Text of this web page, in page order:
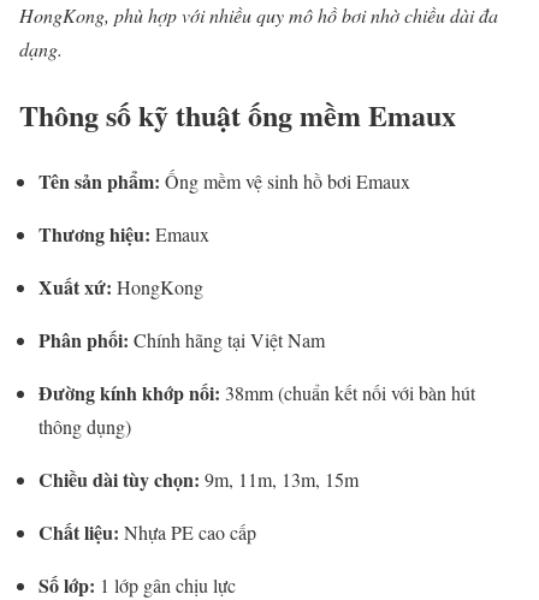
HongKong, phù hợp với nhiều quy mô hồ bơi nhờ chiều dài đa
dạng.
Thông số kỹ thuật ống mềm Emaux
Tên sản phẩm: Ống mềm vệ sinh hồ bơi Emaux
Thương hiệu: Emaux
Xuất xứ: HongKong
Phân phối: Chính hãng tại Việt Nam
Đường kính khớp nối: 38mm (chuẩn kết nối với bàn hút
thông dụng)
Chiều dài tùy chọn: 9m, 11m, 13m, 15m
Chất liệu: Nhựa PE cao cấp
Số lớp: 1 lớp gân chịu lực